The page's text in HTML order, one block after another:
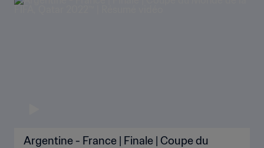
Argentine - France | Finale | Coupe du